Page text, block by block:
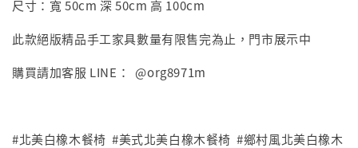
尺寸：寬 50cm 深 50cm 高 100cm
此款絕版精品手工家具數量有限售完為止，門市展示中
購買請加客服 LINE： @org8971m
#北美白橡木餐椅 #美式北美白橡木餐椅 #鄉村風北美白橡木